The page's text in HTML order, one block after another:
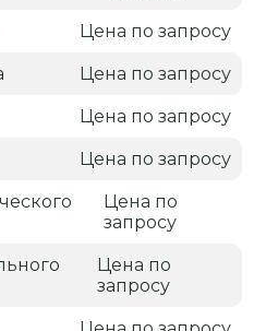
Цена по запросу
Цена по запросу
Цена по запросу
Цена по запросу
Цена по
запросу
Цена по
запросу